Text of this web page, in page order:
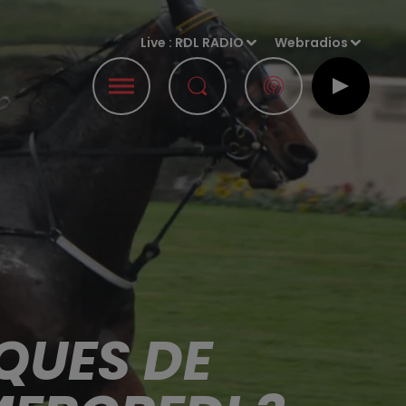
Live : RDL RADIO Webradios
DE